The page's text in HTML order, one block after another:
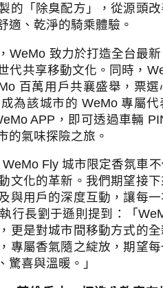
的「除臭配方」，從源頭
適、乾淨的騎乘體驗。
WeMo 致力於打造全台最新
代共享移動文化。同時，
百萬用戶共襄盛舉，票
為該城市的 WeMo專屬代
APP ，即可透過車輛
的氣味探險之旅。
WeMo Fly城市限定香氛車
文化的革新。我們期望接
與用戶的深度互動，讓每
行長劉于遜則提到：「
更是對城市間移動方式的全
專屬香氣隨之綻放，期望每
驚喜與溫暖。」